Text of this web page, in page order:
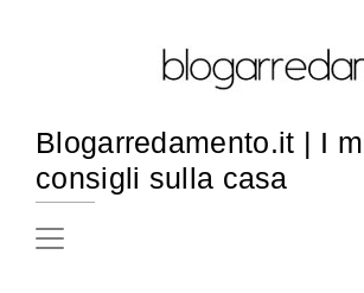
Blogarredamento.it | I
consigli sulla casa